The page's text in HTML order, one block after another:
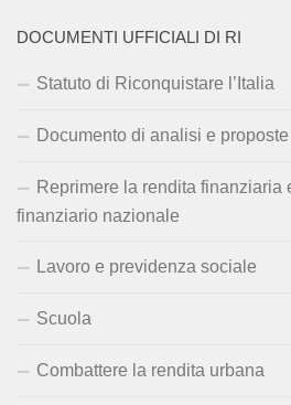
DOCUMENTI UFFICIALI DI RI
Statuto di Riconquistare l’Italia
Documento di analisi e proposte
Reprimere la rendita finanziaria
finanziario nazionale
Lavoro e previdenza sociale
Scuola
Combattere la rendita urbana